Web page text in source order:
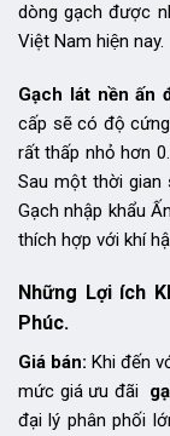
dòng gạch được
Việt Nam hiện nay.
Gạch lát nền ấn
cấp sẽ có độ
rất thấp nhỏ hơn
Sau một thời gian
Gạch nhập khẩu
thích hợp với khí
Những Lợi ích
Phúc.
Giá bán:Khi đến
mức giá ưu đãi
đại lý phân phối